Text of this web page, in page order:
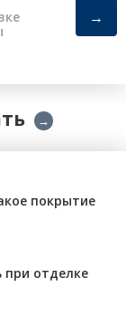
→
→
покрытие
отделке